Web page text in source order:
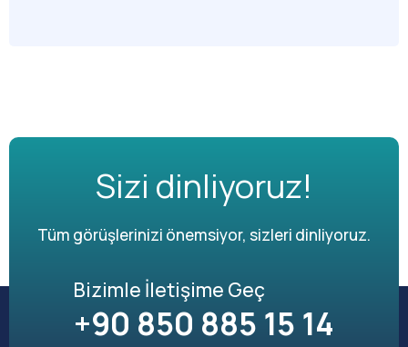
Sizi dinliyoruz!
Tüm görüşlerinizi önemsiyor, sizleri dinliyoruz.
Bizimle İletişime Geç
+90 850 885 15 14